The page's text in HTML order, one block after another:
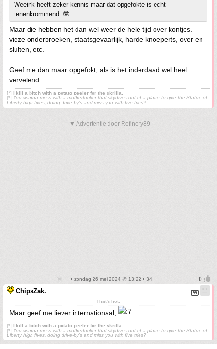
Weeink heeft zeker kennis maar dat opgefokte is echt
tenenkrommend. 🤓
Maar die hebben het dan wel weer de hele tijd over kontjes,
vieze onderbroeken, staatsgevaarlijk, harde knoeperts, over en
sluiten, etc.
Geef me dan maar opgefokt, als is het inderdaad wel heel
vervelend.
[*] I kill a bitch with a potato peeler for the skrilla.
[*] You wanna mess with a motherfucker that skydives out of a plane to give the Statue of
Liberty high fives, doing drive-by’s and miss you with five tries?
▼ Advertentie door Refinery89
• zondag 26 mei 2024 @ 13:22 • 34
ChipsZak.
That's hot.
Maar geef me liever internationaal,
[*] I kill a bitch with a potato peeler for the skrilla.
[*] You wanna mess with a motherfucker that skydives out of a plane to give the Statue of
Liberty high fives, doing drive-by’s and miss you with five tries?